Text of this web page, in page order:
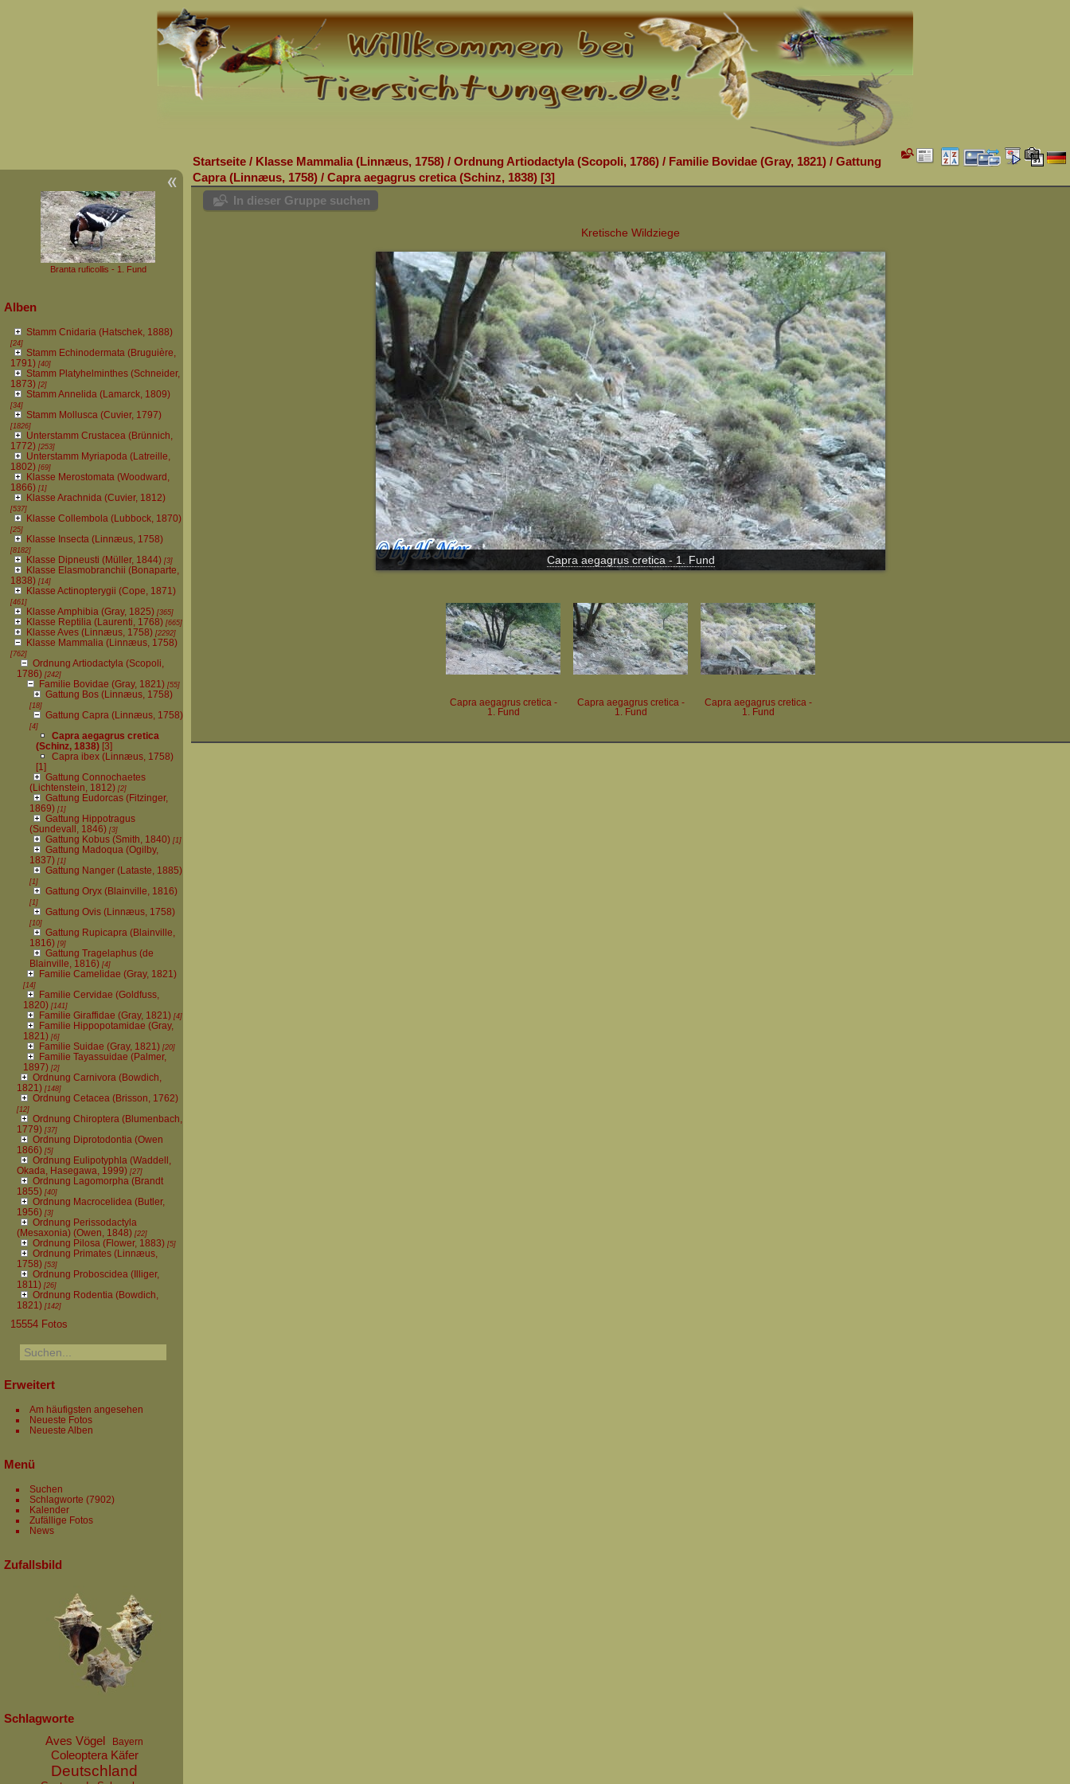
Branta ruficollis - 1. Fund
Alben
Stamm Cnidaria (Hatschek, 1888)
[24]
Stamm Echinodermata (Bruguière,
1791)[40]
Stamm Platyhelminthes (Schneider,
1873)[2]
Stamm Annelida (Lamarck, 1809)
[34]
Stamm Mollusca (Cuvier, 1797)
[1826]
Unterstamm Crustacea (Brünnich,
1772)[253]
Unterstamm Myriapoda (Latreille,
1802)[69]
Klasse Merostomata (Woodward,
1866)[1]
Klasse Arachnida (Cuvier, 1812)
[537]
Klasse Collembola (Lubbock, 1870)
[25]
Klasse Insecta (Linnæus, 1758)
[8182]
Klasse Dipneusti (Müller, 1844)[3]
Klasse Elasmobranchii (Bonaparte,
1838)[14]
Klasse Actinopterygii (Cope, 1871)
[461]
Klasse Amphibia (Gray, 1825)[365]
Klasse Reptilia (Laurenti, 1768)[665]
Klasse Aves (Linnæus, 1758)[2292]
Klasse Mammalia (Linnæus, 1758)
[762]
Ordnung Artiodactyla (Scopoli,
1786)[242]
Familie Bovidae (Gray, 1821)[55]
Gattung Bos (Linnæus, 1758)
[18]
Gattung Capra (Linnæus, 1758)
[4]
Capra aegagrus cretica
(Schinz, 1838)[3]
Capra ibex (Linnæus, 1758)
[1]
Gattung Connochaetes
(Lichtenstein, 1812)[2]
Gattung Eudorcas (Fitzinger,
1869)[1]
Gattung Hippotragus
(Sundevall, 1846)[3]
Gattung Kobus (Smith, 1840)[1]
Gattung Madoqua (Ogilby,
1837)[1]
Gattung Nanger (Lataste, 1885)
[1]
Gattung Oryx (Blainville, 1816)
[1]
Gattung Ovis (Linnæus, 1758)
[10]
Gattung Rupicapra (Blainville,
1816)[9]
Gattung Tragelaphus (de
Blainville, 1816)[4]
Familie Camelidae (Gray, 1821)
[14]
Familie Cervidae (Goldfuss,
1820)[141]
Familie Giraffidae (Gray, 1821)[4]
Familie Hippopotamidae (Gray,
1821)[6]
Familie Suidae (Gray, 1821)[20]
Familie Tayassuidae (Palmer,
1897)[2]
Ordnung Carnivora (Bowdich,
1821)[148]
Ordnung Cetacea (Brisson, 1762)
[12]
Ordnung Chiroptera (Blumenbach,
1779)[37]
Ordnung Diprotodontia (Owen
1866)[5]
Ordnung Eulipotyphla (Waddell,
Okada, Hasegawa, 1999)[27]
Ordnung Lagomorpha (Brandt
1855)[40]
Ordnung Macrocelidea (Butler,
1956) [3]
Ordnung Perissodactyla
(Mesaxonia) (Owen, 1848)[22]
Ordnung Pilosa (Flower, 1883)[5]
Ordnung Primates (Linnæus,
1758)[53]
Ordnung Proboscidea (Illiger,
1811)[26]
Ordnung Rodentia (Bowdich,
1821)[142]
15554 Fotos
Erweitert
Am häufigsten angesehen
Neueste Fotos
Neueste Alben
Menü
Suchen
Schlagworte (7902)
Kalender
Zufällige Fotos
News
Zufallsbild
Schlagworte
Aves Vögel
Bayern
Coleoptera Käfer
Deutschland
Startseite / Klasse Mammalia (Linnæus, 1758) / Ordnung Artiodactyla (Scopoli, 1786) / Familie Bovidae (Gray, 1821) / Gattung
Capra (Linnæus, 1758) / Capra aegagrus cretica (Schinz, 1838) 3
In dieser Gruppe suchen
Kretische Wildziege
Capra aegagrus cretica - 1. Fund
Capra aegagrus cretica -
1. Fund
Capra aegagrus cretica -
1. Fund
Capra aegagrus cretica -
1. Fund